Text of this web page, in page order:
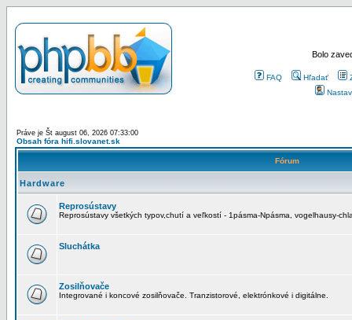
Bolo
FAQ Hľadať
Práve je Št august 06, 2026 07:33:00
Obsah fóra hifi.slovanet.sk
Fórum
Hardware
Reprosústavy
Reprosústavy všetkých typov,chutí a veľkostí - 1pásma-Npásma, vogelhausy-
Sluchátka
Zosilňovače
Integrované i koncové zosilňovače. Tranzistorové, elektrónkové i digitálne.